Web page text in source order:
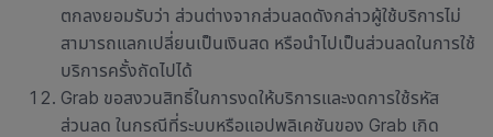
ตกลงยอมรับว่า ส่วนต่างจากส่วนลดดังกล่าวผู้ใช้บริการไม่
สามารถแลกเปลี่ยนเป็นเงินสด หรือนำไปเป็นส่วนลดในการใช้
บริการครั้งถัดไปได้
Grab ขอสงวนสิทธิ์ในการงดให้บริการและงดการใช้รหัส
ส่วนลด ในกรณีที่ระบบหรือแอปพลิเคชันของ Grab เกิด